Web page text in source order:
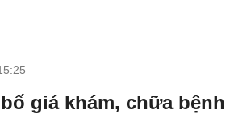
giá khám, chữa